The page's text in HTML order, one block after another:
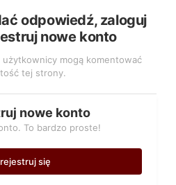
odpowiedź, zaloguj
nowe konto
mogą komentować
tej strony.
nowe konto
To bardzo proste!
się